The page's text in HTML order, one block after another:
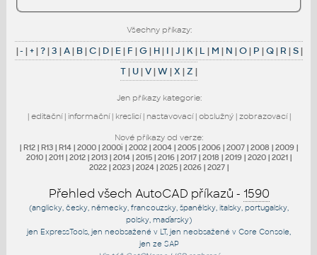
Všechny příkazy:
|- |+|?|3 |A| B|C| D| E| F |G| H| I |J | K| L | M | N |O| P |Q| R |S|
T| U|V|W|X |Z |
Jen příkazy kategorie:
| editační| informační| kreslicí| nastavovací| obslužný| zobrazovací|
Nové příkazy od verze:
| R12 | R13 | R14 | 2000 | 2000i | 2002 | 2004 | 2005 | 2006 | 2007 | 2008 | 2009 |
2010 | 2011 | 2012 | 2013 | 2014 | 2015 | 2016 | 2017 | 2018 | 2019 | 2020 | 2021 |
2022 | 2023 | 2024 | 2025 | 2026 | 2027 |
Přehled všech AutoCAD příkazů - 1590
(anglicky, česky, německy, francouzsky, španělsky, italsky, portugalsky,
polsky, maďarsky)
jen ExpressTools , jen neobsažené v LT, jen neobsažené v Core Console
jen ze SAP